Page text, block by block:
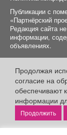
Продолжая
согласие на
обеспечивают
информации
Публикации с
«Партнёрский
Редакция сайта
информации,
объявлениях.
+16